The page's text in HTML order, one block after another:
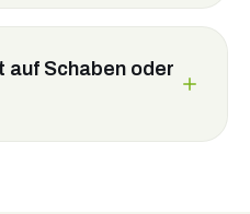
auf Schaben oder